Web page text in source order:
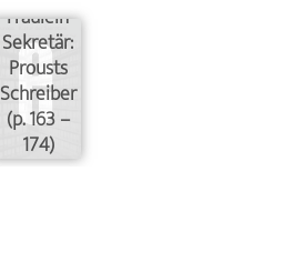
Fräulein
Sekretär:
Prousts
Schreiber
(p. 163 –
174)